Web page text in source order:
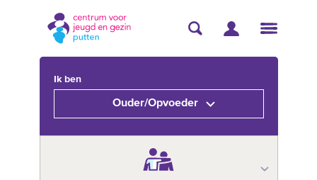
Ik ben
Ouder/Opvoeder